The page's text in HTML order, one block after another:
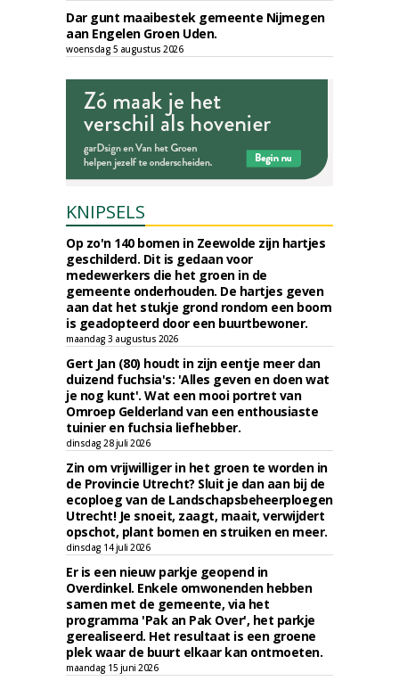
Dar gunt maaibestek gemeente Nijmegen
aan Engelen Groen Uden.
woensdag 5 augustus 2026
KNIPSELS
Op zo'n 140 bomen in Zeewolde zijn hartjes
geschilderd. Dit is gedaan voor
medewerkers die het groen in de
gemeente onderhouden. De hartjes geven
aan dat het stukje grond rondom een boom
is geadopteerd door een buurtbewoner.
maandag 3 augustus 2026
Gert Jan (80) houdt in zijn eentje meer dan
duizend fuchsia's: 'Alles geven en doen wat
je nog kunt'. Wat een mooi portret van
Omroep Gelderland van een enthousiaste
tuinier en fuchsia liefhebber.
dinsdag 28 juli 2026
Zin om vrijwilliger in het groen te worden in
de Provincie Utrecht? Sluit je dan aan bij de
ecoploeg van de Landschapsbeheerploegen
Utrecht! Je snoeit, zaagt, maait, verwijdert
opschot, plant bomen en struiken en meer.
dinsdag 14 juli 2026
Er is een nieuw parkje geopend in
Overdinkel. Enkele omwonenden hebben
samen met de gemeente, via het
programma 'Pak an Pak Over', het parkje
gerealiseerd. Het resultaat is een groene
plek waar de buurt elkaar kan ontmoeten.
maandag 15 juni 2026